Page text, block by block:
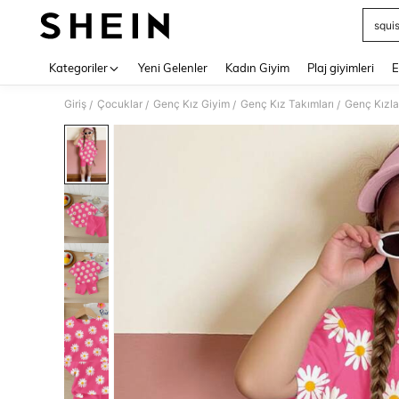
Kategoriler Yeni Gelenler Kadın Giyim Plaj giyimleri
Giriş / Çocuklar / Genç Kız Giyim / Genç Kız Takımları / Genç